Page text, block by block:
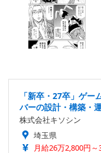
「新卒・27卒」ゲ
バーの設計・構築・
株式会社キソシン
埼玉県
月給26万2,800円～